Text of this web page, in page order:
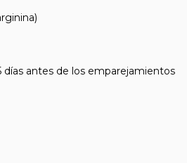
días antes de los emparejamientos